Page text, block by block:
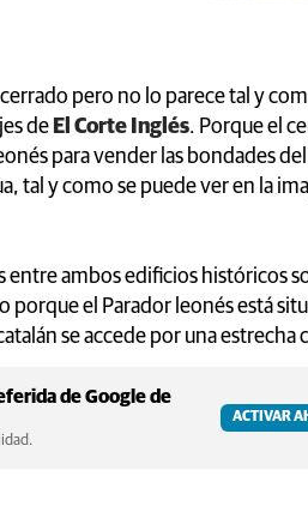
cerrado pero no lo parece tal y
de El Corte Inglés. Porque el
para vender las bondades del
tal y como se puede ver en la
entre ambos edificios históricos
porque el Parador leonés está
se accede por una estrecha
de Google de
ACTIVAR